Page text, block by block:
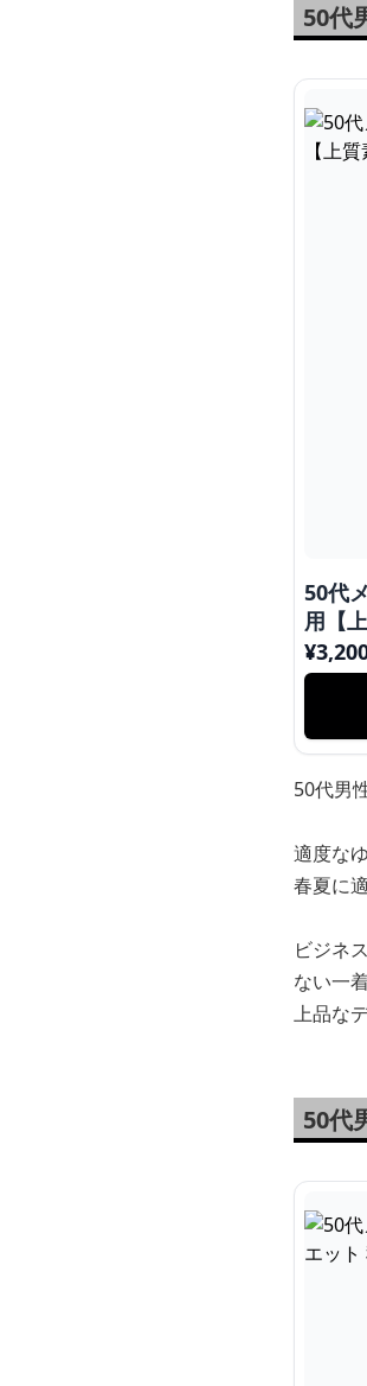
50代
50代
用【
¥
50代男
適度な
春夏に
ビジネ
ない一
上品な
50代